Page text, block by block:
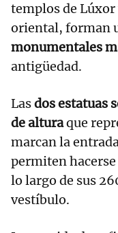
templos de
oriental, forman
monumentales
antigüedad.
Lasdos estatuas
de alturaque
marcan la
permiten hacerse
lo largo de sus
vestíbulo.